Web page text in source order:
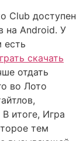
Club доступен
на Android. У
есть
скачать
отдать
во Лото
итоге, Игра
тем